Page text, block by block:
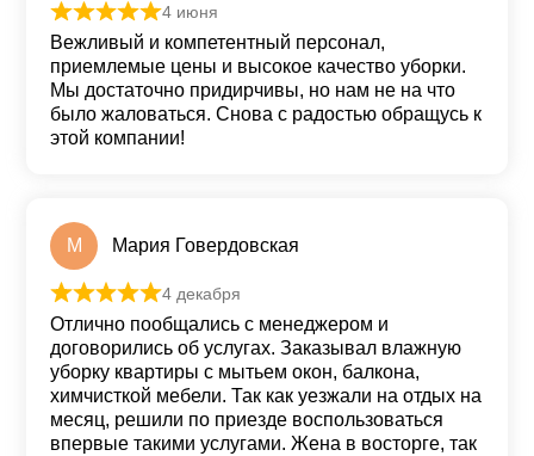
Оценка
4 июня
Вежливый и компетентный персонал,
приемлемые цены и высокое качество уборки.
Мы достаточно придирчивы, но нам не на что
было жаловаться. Снова с радостью обращусь к
этой компании!
М Мария Говердовская
Оценка 5 из 5
4 декабря
Отлично пообщались с менеджером и
договорились об услугах. Заказывал влажную
уборку квартиры с мытьем окон, балкона,
химчисткой мебели. Так как уезжали на отдых на
месяц, решили по приезде воспользоваться
впервые такими услугами. Жена в восторге, так